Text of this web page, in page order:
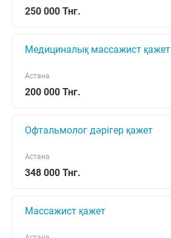
250 000 Тнг.
Медициналық массажист қажет
200 000 Тнг.
Астана
Офтальмолог дәрігер қажет
348 000 Тнг.
Астана
Массажист қажет